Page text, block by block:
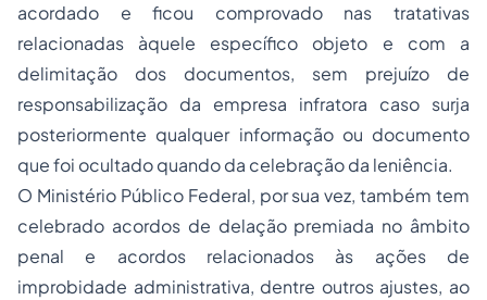
acordado e ficou comprovado nas tratativas
relacionadas àquele específico objeto e com a
delimitação dos documentos, sem prejuízo de
responsabilização da empresa infratora caso surja
posteriormente qualquer informação ou documento
que foi ocultado quando da celebração da leniência.
O Ministério Público Federal, por sua vez, também tem
celebrado acordos de delação premiada no âmbito
penal e acordos relacionados às ações de
improbidade administrativa, dentre outros ajustes, ao